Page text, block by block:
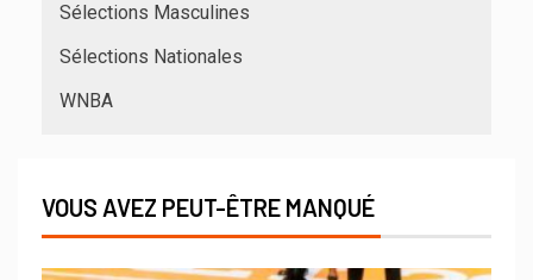
Sélections Masculines
Sélections Nationales
WNBA
VOUS AVEZ PEUT-ÊTRE MANQUÉ